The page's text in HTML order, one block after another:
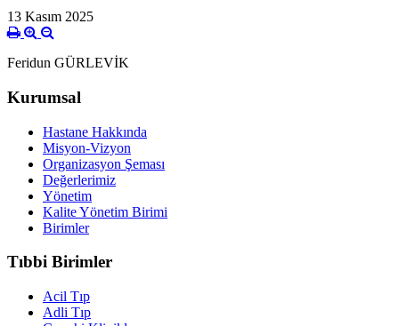
13 Kasım 2025
Feridun GÜRLEVİK
Kurumsal
Hastane Hakkında
Misyon-Vizyon
Organizasyon Şeması
Değerlerimiz
Yönetim
Kalite Yönetim Birimi
Birimler
Tıbbi Birimler
Acil Tıp
Adli Tıp